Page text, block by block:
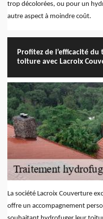
trop décolorées, ou pour un
autre aspect à moindre coût.
Profitez de l’efficacité
toiture avec Lacroix
La société Lacroix Couverture
offre un accompagnement